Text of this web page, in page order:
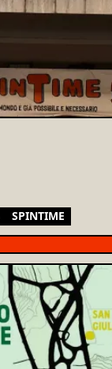
SPINTIME